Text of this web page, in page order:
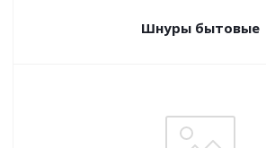
Шнуры бытовые